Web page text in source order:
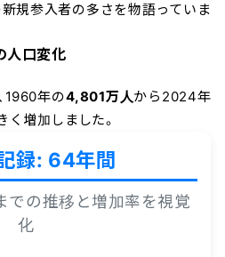
規参入者の多さを物語っていま
口変化
1960年の4,801万人から2024年
く増加しました。
録: 64年間
での推移と増加率を視覚
化